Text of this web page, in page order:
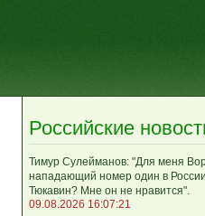
Российские
Тимур Сулейманов: "Для меня
нападающий номер один в
Тюкавин? Мне он не нравится".
09.08.2026 16:07:21